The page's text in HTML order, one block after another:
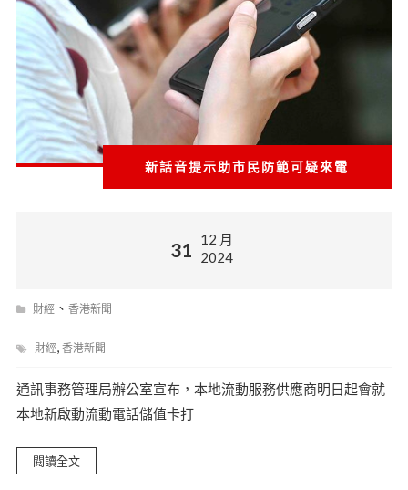
新話音提示助市民防範可疑來電
31
12 月
2024
財經、 香港新聞
財經, 香港新聞
通訊事務管理局辦公室宣布，本地流動服務供應商明日起會就
本地新啟動流動電話儲值卡打
閱讀全文